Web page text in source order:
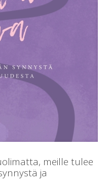
meille tulee
ja